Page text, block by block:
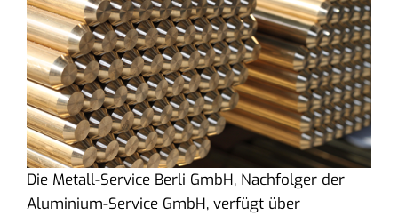
Die Metall-Service Berli GmbH, Nachfolger der
Aluminium-Service GmbH, verfügt über